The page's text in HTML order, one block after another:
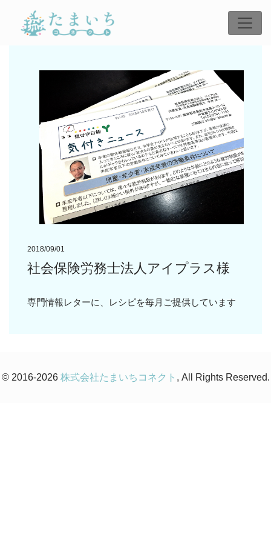
2018/09/01
社会保険労務士法人アイプラス様
専門情報レターに、レシピを毎月ご提供しています
© 2016-2026 株式会社たまいちコネクト , All Rights Reserved.